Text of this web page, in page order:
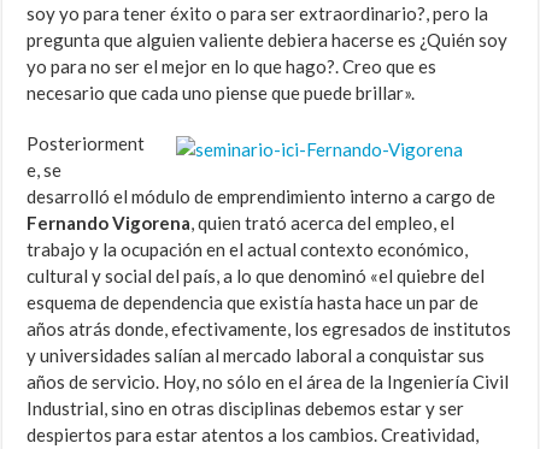
soy yo para tener éxito o para ser extraordinario?, pero la
pregunta que alguien valiente debiera hacerse es ¿Quién soy
yo para no ser el mejor en lo que hago?. Creo que es
necesario que cada uno piense que puede brillar».
Posteriorment
e, se
desarrolló el módulo de emprendimiento interno a cargo de
Fernando Vigorena, quien trató acerca del empleo, el
trabajo y la ocupación en el actual contexto económico,
cultural y social del país, a lo que denominó «el quiebre del
esquema de dependencia que existía hasta hace un par de
años atrás donde, efectivamente, los egresados de institutos
y universidades salían al mercado laboral a conquistar sus
años de servicio. Hoy, no sólo en el área de la Ingeniería Civil
Industrial, sino en otras disciplinas debemos estar y ser
despiertos para estar atentos a los cambios. Creatividad,